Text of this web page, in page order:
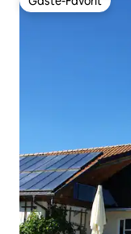
Gäste-Favorit